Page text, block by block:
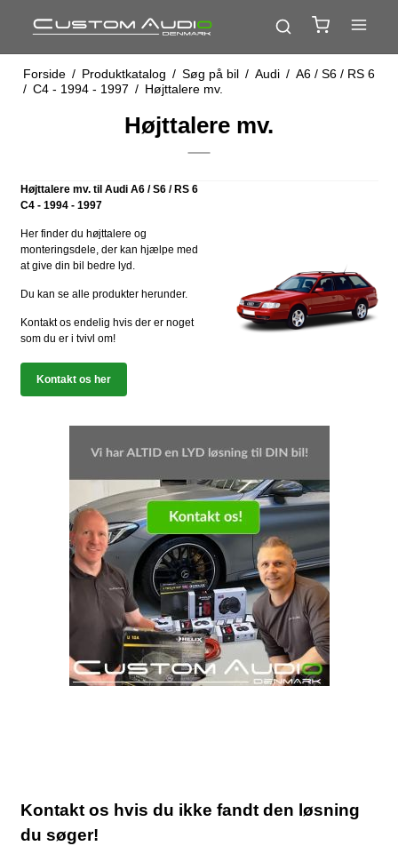
Forside / Produktkatalog / Søg på bil / Audi / A6 / S6 / RS 6
/ C4 - 1994 - 1997 / Højttalere mv.
Højttalere mv.
Højttalere mv. til Audi A6 / S6 / RS 6
C4 - 1994 - 1997
Her finder du højttalere og
monteringsdele, der kan hjælpe med
at give din bil bedre lyd.
Du kan se alle produkter herunder.
Kontakt os endelig hvis der er noget
som du er i tvivl om!
Kontakt os her
Kontakt os hvis du ikke fandt den løsning
du søger!